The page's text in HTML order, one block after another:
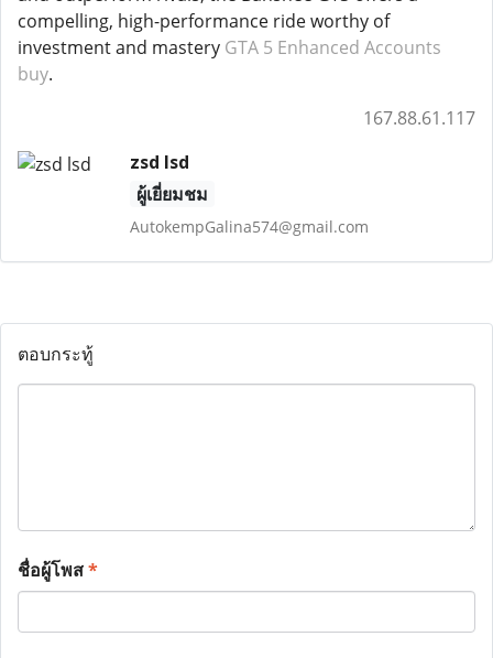
compelling, high-performance ride worthy of
investment and mastery GTA 5 Enhanced Accounts
buy.
167.88.61.117
zsd lsd
ผู้เยี่ยมชม
AutokempGalina574@gmail.com
ตอบกระทู้
ชื่อผู้โพส*